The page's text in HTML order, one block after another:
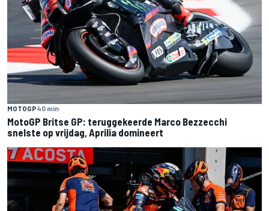
MOTOGP40 min
MotoGP Britse GP: teruggekeerde Marco Bezzecchi
snelste op vrijdag, Aprilia domineert